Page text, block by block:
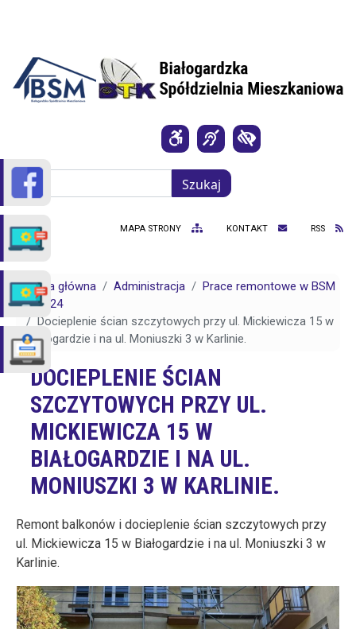
Szukaj
Szukaj
MAPA STRONY KONTAKT RSS
Strona główna Administracja
Prace remontowe w BSM
2024
Docieplenie ścian szczytowych przy ul. Mickiewicza 15 w
Białogardzie i na ul. Moniuszki 3 w Karlinie.
DOCIEPLENIE ŚCIAN
SZCZYTOWYCH PRZY UL.
MICKIEWICZA 15 W
BIAŁOGARDZIE I NA UL.
MONIUSZKI 3 W KARLINIE.
Remont balkonów i docieplenie ścian szczytowych przy
ul. Mickiewicza 15 w Białogardzie i na ul. Moniuszki 3 w
Karlinie.